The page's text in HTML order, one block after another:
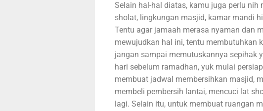
Selain hal-hal diatas, kamu juga perlu nih
sholat, lingkungan masjid, kamar mandi
Tentu agar jamaah merasa nyaman dan
mewujudkan hal ini, tentu membutuhkan
jangan sampai memutuskannya sepihak
hari sebelum ramadhan, yuk mulai
membuat jadwal membersihkan masjid,
membeli pembersih lantai, mencuci lat
lagi. Selain itu, untuk membuat ruangan